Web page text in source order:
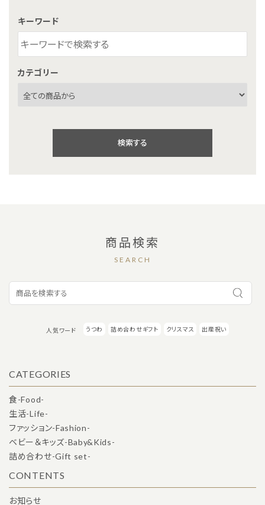
キーワード
カテゴリー
検索する
カテゴリー
商品検索
SEARCH
人気ワード うつわ 詰め合わせギフト クリスマス 出産祝い
CATEGORIES
食-Food-
生活-Life-
ファッション-Fashion-
ベビー＆キッズ-Baby&Kids-
詰め合わせ-Gift set-
CONTENTS
お知らせ